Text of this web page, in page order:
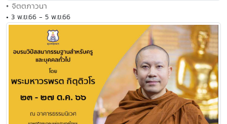
• จิตตภาวนา
• 3 พ.ย.66 - 5 พ.ย.66